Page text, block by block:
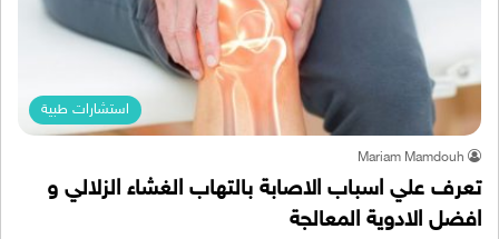
استشارات طبية
Mariam Mamdouh
تعرف علي اسباب الاصابة بالتهاب الغشاء الزلالي و
افضل الادوية المعالجة